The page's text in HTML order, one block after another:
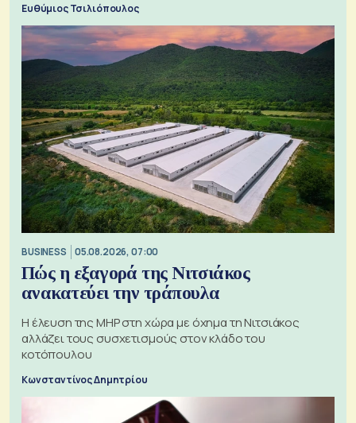
Ευθύμιος Τσιλιόπουλος
BUSINESS 05.08.2026, 07:00
Πώς η εξαγορά της Νιτσιάκος
ανακατεύει την τράπουλα
H έλευση της MHP στη χώρα με όχημα τη Νιτσιάκος
αλλάζει τους συσχετισμούς στον κλάδο του
κοτόπουλου
Κωνσταντίνος Δημητρίου